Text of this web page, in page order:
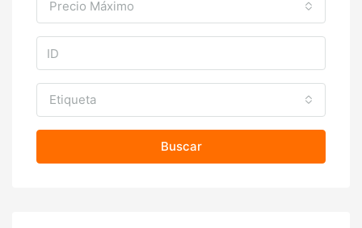
Precio Máximo
Etiqueta
Buscar